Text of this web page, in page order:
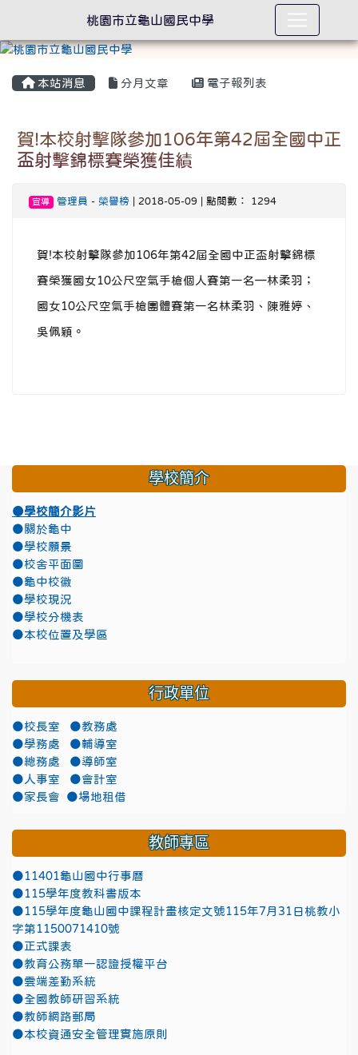
本站消息 分月文章 電子報列表
賀!本校射擊隊參加106年第42屆全國中正
盃射擊錦標賽榮獲佳績
宣導 管理員 - 榮譽榜 | 2018-05-09 | 點閱數： 1294
賀!本校射擊隊參加106年第42屆全國中正盃射擊錦標
賽榮獲國女10公尺空氣手槍個人賽第一名—林柔羽；
國女10公尺空氣手槍團體賽第一名林柔羽、陳雅婷、
吳佩穎。
學校簡介
●學校簡介影片
●關於龜中
●學校願景
●校舍平面圖
●龜中校徽
●學校現況
●學校分機表
●本校位置及學區
行政單位
●校長室
●教務處
●學務處
●輔導室
●總務處
●導師室
●人事室
●會計室
●家長會
●場地租借
教師專區
●11401龜山國中行事曆
●115學年度教科書版本
●115學年度龜山國中課程計畫核定文號115年7月31日桃教小
字第1150071410號
●正式課表
●教育公務單一認證授權平台
●雲端差勤系統
●全國教師研習系統
●教師網路郵局
●本校資通安全管理實施原則
桃園市立龜山國民中學